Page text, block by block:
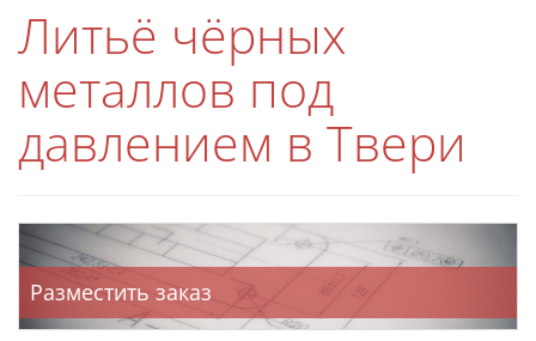
Литьё чёрных
металлов под
давлением в Твери
Разместить заказ